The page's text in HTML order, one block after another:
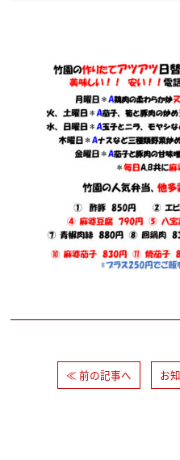
≪ 前の記事へ お